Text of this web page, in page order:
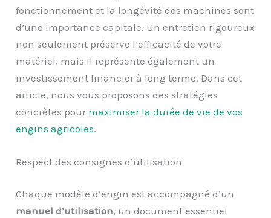
fonctionnement et la longévité des machines sont
d’une importance capitale. Un entretien rigoureux
non seulement préserve l’efficacité de votre
matériel, mais il représente également un
investissement financier à long terme. Dans cet
article, nous vous proposons des stratégies
concrètes pour maximiser la durée de vie de vos
engins agricoles.
Respect des consignes d’utilisation
Chaque modèle d’engin est accompagné d’un
manuel d’utilisation, un document essentiel